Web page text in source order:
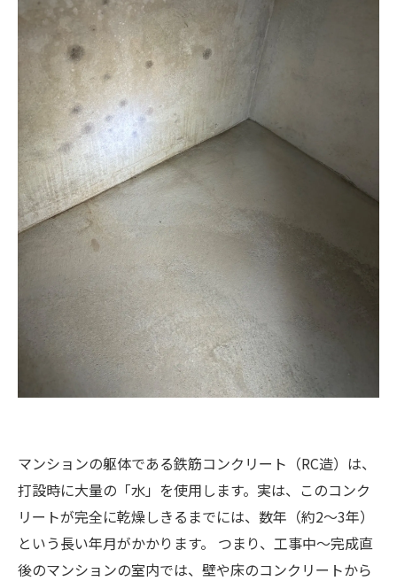
マンションの躯体である鉄筋コンクリート（RC造）は、
打設時に大量の「水」を使用します。実は、このコンク
リートが完全に乾燥しきるまでには、数年（約2〜3年）
という長い年月がかかります。 つまり、工事中〜完成直
後のマンションの室内では、壁や床のコンクリートから